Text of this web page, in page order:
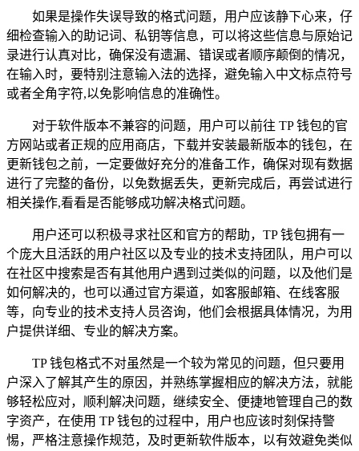
如果是操作失误导致的格式问题，用户应该静下心来，仔
细检查输入的助记词、私钥等信息，可以将这些信息与原始记
录进行认真对比，确保没有遗漏、错误或者顺序颠倒的情况，
在输入时，要特别注意输入法的选择，避免输入中文标点符号
或者全角字符,以免影响信息的准确性。
对于软件版本不兼容的问题，用户可以前往 TP 钱包的官
方网站或者正规的应用商店，下载并安装最新版本的钱包，在
更新钱包之前，一定要做好充分的准备工作，确保对现有数据
进行了完整的备份，以免数据丢失，更新完成后，再尝试进行
相关操作,看看是否能够成功解决格式问题。
用户还可以积极寻求社区和官方的帮助，TP 钱包拥有一
个庞大且活跃的用户社区以及专业的技术支持团队，用户可以
在社区中搜索是否有其他用户遇到过类似的问题，以及他们是
如何解决的，也可以通过官方渠道，如客服邮箱、在线客服
等，向专业的技术支持人员咨询，他们会根据具体情况，为用
户提供详细、专业的解决方案。
TP 钱包格式不对虽然是一个较为常见的问题，但只要用
户深入了解其产生的原因，并熟练掌握相应的解决方法，就能
够轻松应对，顺利解决问题，继续安全、便捷地管理自己的数
字资产，在使用 TP 钱包的过程中，用户也应该时刻保持警
惕，严格注意操作规范，及时更新软件版本，以有效避免类似